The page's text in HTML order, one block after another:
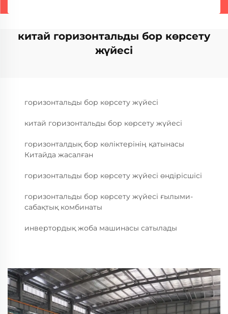
китай горизонтальды бор көрсету
жүйесі
горизонтальды бор көрсету жүйесі
китай горизонтальды бор көрсету жүйесі
горизонталдық бор көліктерінің қатынасы
Китайда жасалған
горизонтальды бор көрсету жүйесі өндірісшісі
горизонтальды бор көрсету жүйесі ғылыми-
сабақтық комбинаты
инвертордық жоба машинасы сатылады